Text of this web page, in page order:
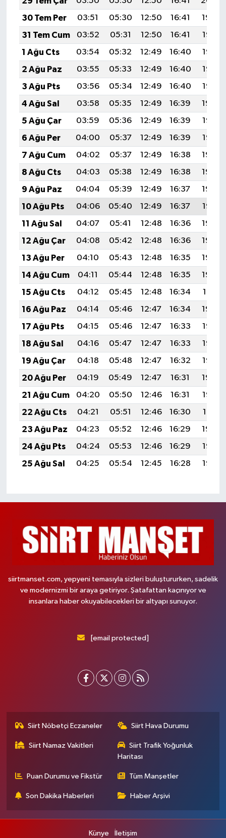
30 Tem Per
03:51 05:30 12:50 16:41
19:59
31 Tem Cum
03:52 05:31 12:50 16:41
19:58
1 Ağu Cts
03:54 05:32 12:49 16:40
19:57
2 Ağu Paz
03:55 05:33 12:49 16:40
19:56
3 Ağu Pts
03:56 05:34 12:49 16:40
19:55
4 Ağu Sal
03:58 05:35 12:49 16:39
19:54
5 Ağu Çar
03:59 05:36 12:49 16:39
19:53
6 Ağu Per
04:00 05:37 12:49 16:39
19:52
7 Ağu Cum
04:02 05:37 12:49 16:38
19:50
8 Ağu Cts
04:03 05:38 12:49 16:38
19:49
9 Ağu Paz
04:04 05:39 12:49 16:37
19:48
10 Ağu Pts
04:06 05:40 12:49 16:37
19:47
11 Ağu Sal
04:07 05:41 12:48 16:36
19:46
12 Ağu Çar
04:08 05:42 12:48 16:36
19:44
13 Ağu Per
04:10 05:43 12:48 16:35
19:43
14 Ağu Cum
04:11 05:44 12:48 16:35
19:42
15 Ağu Cts
04:12 05:45 12:48 16:34
19:41
16 Ağu Paz
04:14 05:46 12:47 16:34
19:39
17 Ağu Pts
04:15 05:46 12:47 16:33
19:38
18 Ağu Sal
04:16 05:47 12:47 16:33
19:37
19 Ağu Çar
04:18 05:48 12:47 16:32
19:35
20 Ağu Per
04:19 05:49 12:47 16:31
19:34
21 Ağu Cum
04:20 05:50 12:46 16:31
19:33
22 Ağu Cts
04:21 05:51 12:46 16:30
19:31
23 Ağu Paz
04:23 05:52 12:46 16:29
19:30
24 Ağu Pts
04:24 05:53 12:46 16:29
19:28
25 Ağu Sal
04:25 05:54 12:45 16:28 19:27
siirtmanset.com, yepyeni temasıyla sizleri buluştururken, sadelik
ve modernizmi bir araya getiriyor. Şatafattan kaçınıyor ve
insanlara haber okuyabilecekleri bir altyapı sunuyor.
[email protected]
Siirt Nöbetçi Eczaneler Siirt Hava Durumu
Siirt Namaz Vakitleri
Siirt Trafik Yoğunluk
Haritası
Puan Durumu ve Fikstür Tüm Manşetler
Son Dakika Haberleri Haber Arşivi
Künye İletişim